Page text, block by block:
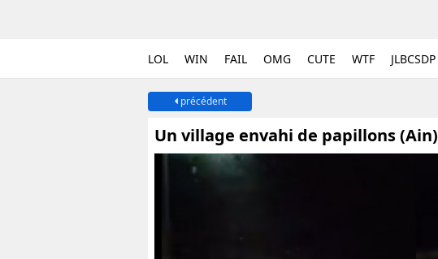
LOL WIN FAIL OMG CUTE WTF JLBCSDP
précédent
Un village envahi de papillons (Ain)